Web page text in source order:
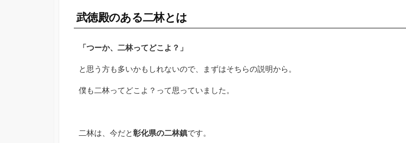
武徳殿のある二林とは
「つーか、二林ってどこよ？」
と思う方も多いかもしれないので、まずはそちらの説明から。
僕も二林ってどこよ？って思っていました。
二林は、今だと彰化県の二林鎮です。